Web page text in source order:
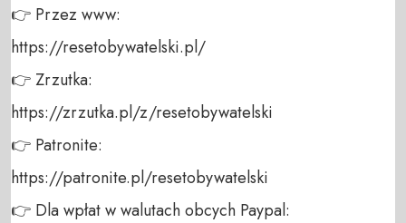
👉 Przez www:
https://resetobywatelski.pl/
👉 Zrzutka:
https://zrzutka.pl/z/resetobywatelski
👉 Patronite:
https://patronite.pl/resetobywatelski
👉 Dla wpłat w walutach obcych Paypal: